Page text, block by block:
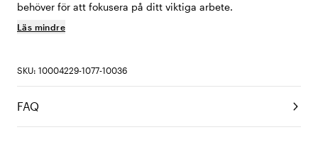
behöver för att fokusera på ditt viktiga arbete.
Läs mindre
SKU: 10004229-1077-10036
FAQ